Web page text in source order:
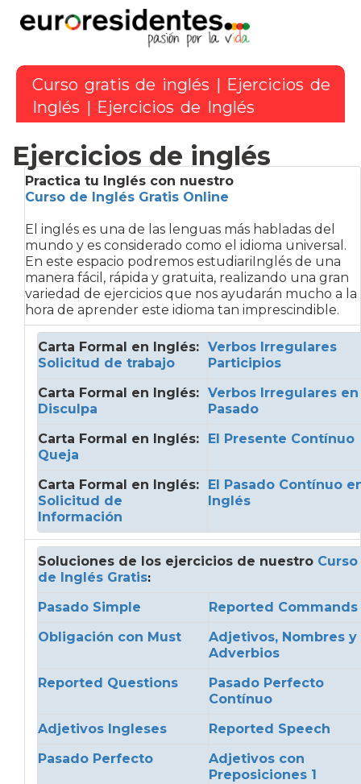
Curso gratis de inglés
Ejercicios de
Inglés
Ejercicios de Inglés
Ejercicios de inglés
Practica tu Inglés con nuestro
Curso de Inglés Gratis Online
El inglés es una de las lenguas más habladas del
mundo y es considerado como el idioma universal.
En este espacio podremos estudiariInglés de una
manera fácil, rápida y gratuita, realizando una gran
variedad de ejercicios que nos ayudarán mucho a la
hora de aprender este idioma tan imprescindible.
Carta Formal en Inglés:
Solicitud de trabajo
Verbos Irregulares
Participios
Carta Formal en Inglés:
Disculpa
Verbos Irregulares en
Pasado
Carta Formal en Inglés:
Queja
El Presente Contínuo
Carta Formal en Inglés:
Solicitud de
Información
El Pasado Contínuo
Inglés
Soluciones de los ejercicios de nuestro Curso
de Inglés Gratis:
Pasado Simple
Reported Commands
Obligación con Must
Adjetivos, Nombres y
Adverbios
Reported Questions
Pasado Perfecto
Contínuo
Adjetivos Ingleses
Reported Speech
Pasado Perfecto
Adjetivos con
Preposiciones 1